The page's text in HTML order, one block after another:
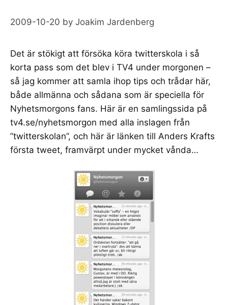
2009-10-20 by Joakim Jardenberg
Det är stökigt att försöka köra twitterskola i så
korta pass som det blev i TV4 under morgonen –
så jag kommer att samla ihop tips och trådar här,
både allmänna och sådana som är speciella för
Nyhetsmorgons fans. Här är en samlingssida på
tv4.se/nyhetsmorgon med alla inslagen från
”twitterskolan”, och här är länken till Anders Krafts
första tweet, framvärpt under mycket vånda…